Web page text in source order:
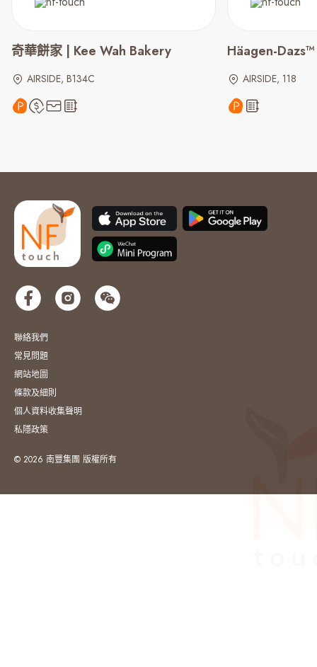
奇華餅家 | Kee Wah Bakery
AIRSIDE, B134C
Häagen-Dazs™
AIRSIDE, 118
聯絡我們
常見問題
網站地圖
條款及細則
個人資料收集聲明
私隱政策
© 2026 南豐集團 版權所有